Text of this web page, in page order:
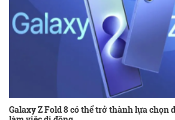
Galaxy Z Fold 8 có thể trở thành lựa chọn